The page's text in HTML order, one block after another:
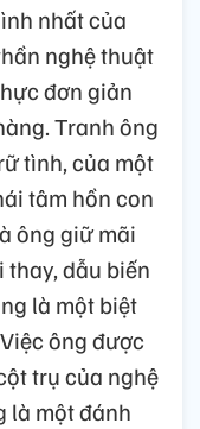
nhất của
nghệ thuật
đơn giản
Tranh ông
tình, của một
tâm hồn con
ông giữ mãi
dẫu biến
là một biệt
ông được
trụ của nghệ
là một đánh